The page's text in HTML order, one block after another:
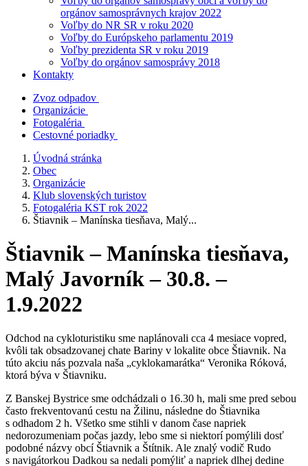
orgánov samosprávnych krajov 2022
Voľby do NR SR v roku 2020
Voľby do Európskeho parlamentu 2019
Voľby prezidenta SR v roku 2019
Voľby do orgánov samosprávy 2018
Kontakty
Zvoz odpadov
Organizácie
Fotogaléria
Cestovné poriadky
Úvodná stránka
Obec
Organizácie
Klub slovenských turistov
Fotogaléria KST rok 2022
Štiavnik – Manínska tiesňava, Malý...
Štiavnik – Manínska tiesňava,
Malý Javorník – 30.8. –
1.9.2022
Odchod na cykloturistiku sme naplánovali cca 4 mesiace vopred,
kvôli tak obsadzovanej chate Bariny v lokalite obce Štiavnik. Na
túto akciu nás pozvala naša „cyklokamarátka“ Veronika Róková,
ktorá býva v Štiavniku.
Z Banskej Bystrice sme odchádzali o 16.30 h, mali sme pred sebou
často frekventovanú cestu na Žilinu, následne do Štiavnika
s odhadom 2 h. Všetko sme stihli v danom čase napriek
nedorozumeniam počas jazdy, lebo sme si niektorí pomýlili dosť
podobné názvy obcí Štiavnik a Štítnik. Ale znalý vodič Rudo
s navigátorkou Dadkou sa nedali pomýliť a napriek dlhej dedine